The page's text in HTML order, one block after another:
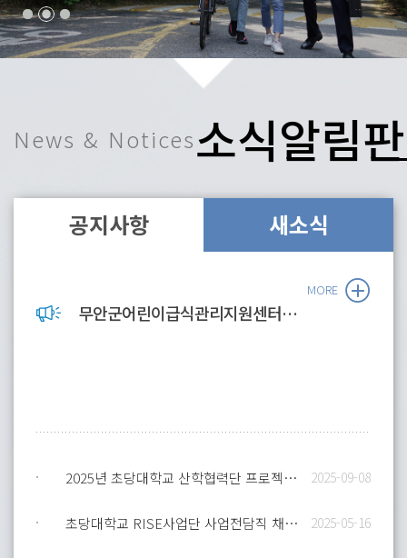
News & Notices소식알림판
공지사항
MORE
무안군어린이급식관리지원센터 직원 채용 공고
2025년 초당대학교 산학협력단 프로젝트 연구교수·연구원 채용 2025-09-08
초당대학교 RISE사업단 사업전담직 채용 공고 2025-05-16
새소식